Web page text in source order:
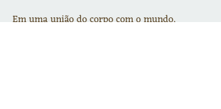
Em uma união do corpo com o mundo,